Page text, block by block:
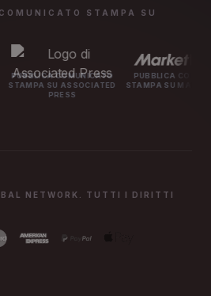
STAMPA SU
COMUNICATO
ASSOCIATED
PUBBLICA COMUNICATO
STAMPA SU MARKETWATCH
NETWORK. TUTTI I DIRITTI